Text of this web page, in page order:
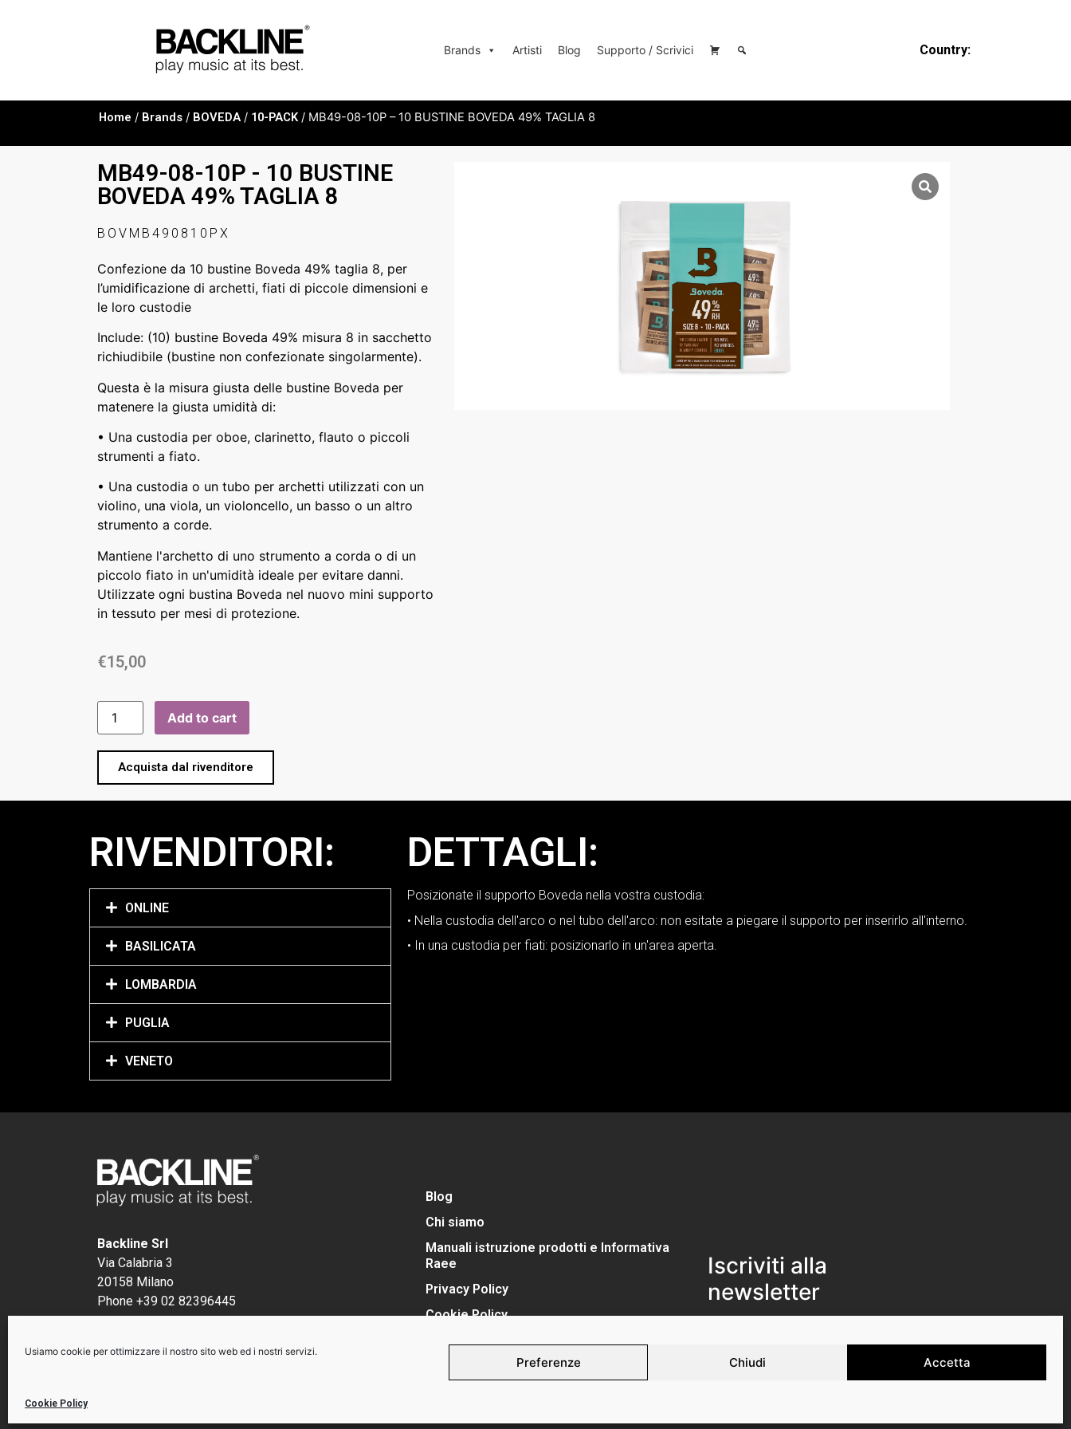
Usiamo cookie per ottimizzare il nostro sito web ed i nostri servizi.
Accetta
Chiudi
Preferenze
Cookie Policy
Brands Artisti Blog Supporto / Scrivici Country:
Home / Brands / BOVEDA / 10-PACK / MB49-08-10P – 10 BUSTINE BOVEDA 49% TAGLIA 8
MB49-08-10P - 10 BUSTINE
BOVEDA 49% TAGLIA 8
BOVMB490810PX
Confezione da 10 bustine Boveda 49% taglia 8, per
l’umidificazione di archetti, fiati di piccole dimensioni e
le loro custodie
Include: (10) bustine Boveda 49% misura 8 in sacchetto
richiudibile (bustine non confezionate singolarmente).
Questa è la misura giusta delle bustine Boveda per
matenere la giusta umidità di:
• Una custodia per oboe, clarinetto, flauto o piccoli
strumenti a fiato.
• Una custodia o un tubo per archetti utilizzati con un
violino, una viola, un violoncello, un basso o un altro
strumento a corde.
Mantiene l'archetto di uno strumento a corda o di un
piccolo fiato in un'umidità ideale per evitare danni.
Utilizzate ogni bustina Boveda nel nuovo mini supporto
in tessuto per mesi di protezione.
€15,00
Add to cart
Acquista dal rivenditore
RIVENDITORI:
ONLINE
BASILICATA
LOMBARDIA
PUGLIA
VENETO
DETTAGLI:
Posizionate il supporto Boveda nella vostra custodia:
• Nella custodia dell'arco o nel tubo dell'arco: non esitate a piegare il supporto per inserirlo all'interno.
• In una custodia per fiati: posizionarlo in un'area aperta.
Backline Srl
Via Calabria 3
20158 Milano
Phone +39 02 82396445
Blog
Chi siamo
Manuali istruzione prodotti e Informativa
Raee
Privacy Policy
Cookie Policy
Iscriviti alla
newsletter